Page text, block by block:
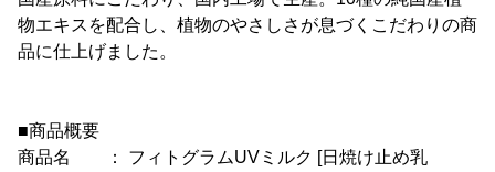
物エキスを配合し、植物のやさしさが息づくこだわりの商
品に仕上げました。
■商品概要
商品名 ： フィトグラムUVミルク [日焼け止め乳